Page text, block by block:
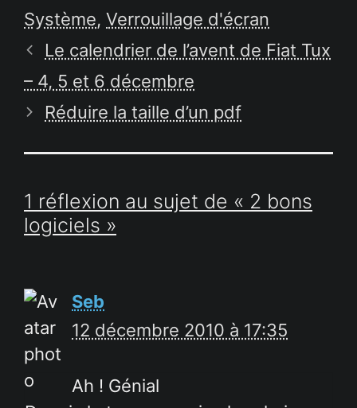
Système, Verrouillage d'écran
Le calendrier de l’avent de Fiat Tux
– 4, 5 et 6 décembre
Réduire la taille d’un pdf
1 réflexion au sujet de « 2 bons
logiciels »
Seb
12 décembre 2010 à 17:35
Ah ! Génial